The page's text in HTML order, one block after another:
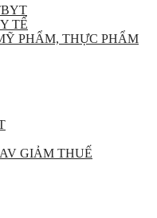
TẾ
PHẨM, THỰC PHẨM
GIẢM THUẾ